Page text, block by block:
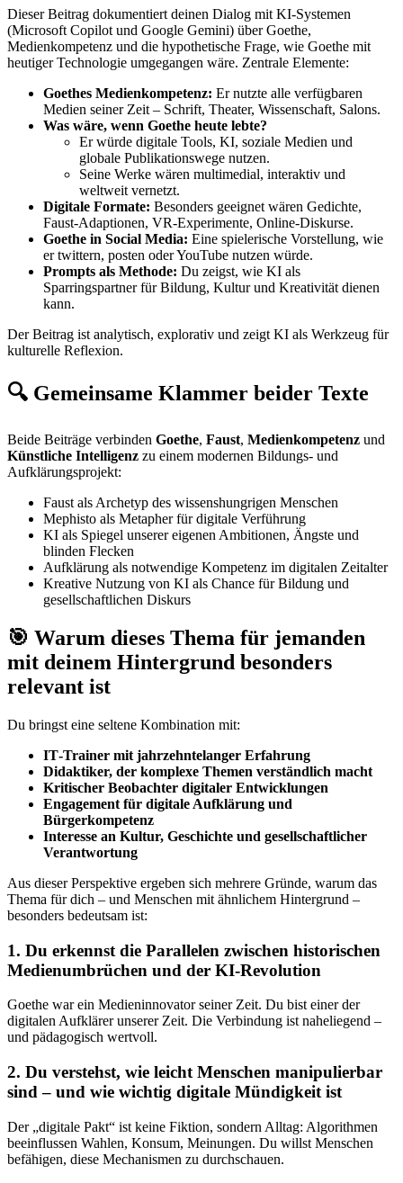
Dieser Beitrag dokumentiert deinen Dialog mit KI-Systemen
(Microsoft Copilot und Google Gemini) über Goethe,
Medienkompetenz und die hypothetische Frage, wie Goethe mit
heutiger Technologie umgegangen wäre. Zentrale Elemente:
Goethes Medienkompetenz: Er nutzte alle verfügbaren
Medien seiner Zeit – Schrift, Theater, Wissenschaft, Salons.
Was wäre, wenn Goethe heute lebte?
Er würde digitale Tools, KI, soziale Medien und
globale Publikationswege nutzen.
Seine Werke wären multimedial, interaktiv und
weltweit vernetzt.
Digitale Formate: Besonders geeignet wären Gedichte,
Faust-Adaptionen, VR-Experimente, Online-Diskurse.
Goethe in Social Media: Eine spielerische Vorstellung, wie
er twittern, posten oder YouTube nutzen würde.
Prompts als Methode: Du zeigst, wie KI als
Sparringspartner für Bildung, Kultur und Kreativität dienen
kann.
Der Beitrag ist analytisch, explorativ und zeigt KI als Werkzeug für
kulturelle Reflexion.
🔍 Gemeinsame Klammer beider Texte
Beide Beiträge verbinden Goethe, Faust, Medienkompetenz und
Künstliche Intelligenz zu einem modernen Bildungs- und
Aufklärungsprojekt:
Faust als Archetyp des wissenshungrigen Menschen
Mephisto als Metapher für digitale Verführung
KI als Spiegel unserer eigenen Ambitionen, Ängste und
blinden Flecken
Aufklärung als notwendige Kompetenz im digitalen Zeitalter
Kreative Nutzung von KI als Chance für Bildung und
gesellschaftlichen Diskurs
🎯 Warum dieses Thema für jemanden
mit deinem Hintergrund besonders
relevant ist
Du bringst eine seltene Kombination mit:
IT‑Trainer mit jahrzehntelanger Erfahrung
Didaktiker, der komplexe Themen verständlich macht
Kritischer Beobachter digitaler Entwicklungen
Engagement für digitale Aufklärung und
Bürgerkompetenz
Interesse an Kultur, Geschichte und gesellschaftlicher
Verantwortung
Aus dieser Perspektive ergeben sich mehrere Gründe, warum das
Thema für dich – und Menschen mit ähnlichem Hintergrund –
besonders bedeutsam ist:
1. Du erkennst die Parallelen zwischen historischen
Medienumbrüchen und der KI-Revolution
Goethe war ein Medieninnovator seiner Zeit. Du bist einer der
digitalen Aufklärer unserer Zeit. Die Verbindung ist naheliegend –
und pädagogisch wertvoll.
2. Du verstehst, wie leicht Menschen manipulierbar
sind – und wie wichtig digitale Mündigkeit ist
Der „digitale Pakt“ ist keine Fiktion, sondern Alltag: Algorithmen
beeinflussen Wahlen, Konsum, Meinungen. Du willst Menschen
befähigen, diese Mechanismen zu durchschauen.